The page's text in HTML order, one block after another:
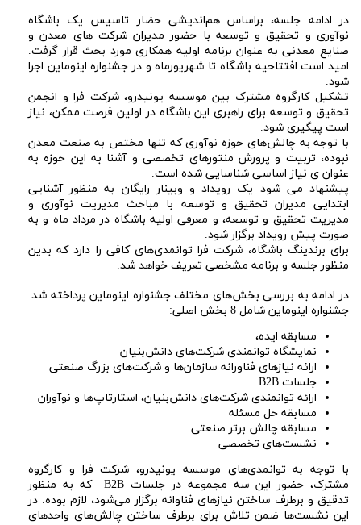
در ادامه جلسه، براساس هم‌اندیشی حضار تاسیس یک باشگاه
نوآوری و تحقیق و توسعه با حضور مدیران شرکت های معدن و
صنایع معدنی به عنوان برنامه اولیه همکاری مورد بحث قرار گرفت.
امید است افتتاحیه باشگاه تا شهریورماه و در جشنواره اینوماین اجرا
شود.
تشکیل کارگروه مشترک بین موسسه یونیدرو، شرکت فرا و انجمن
تحقیق و توسعه برای راهبری این باشگاه در اولین فرصت ممکن، نیاز
است پیگیری شود.
با توجه به چالش‌های حوزه نوآوری که تنها مختص به صنعت معدن
نبوده، تربیت و پرورش منتورهای تخصصی و آشنا به این حوزه به
عنوان ی نیاز اساسی شناسایی شده است.
پیشنهاد می ‌شود یک رویداد و وبینار رایگان به منظور آشنایی
ابتدایی مدیران تحقیق و توسعه با مباحث مدیریت نوآوری و
مدیریت تحقیق و توسعه، و معرفی اولیه باشگاه در مرداد ماه و به
صورت پیش رویداد برگزار شود.
برای برندینگ باشگاه، شرکت فرا توانمدی‌های کافی را دارد که بدین
منظور جلسه و برنامه مشخصی تعریف خواهد شد.
در ادامه به بررسی بخش‌های مختلف جشنواره اینوماین پرداخته شد.
جشنواره اینوماین شامل 8 بخش اصلی:
مسابقه ایده،
نمایشگاه توانمندی شرکت‌های دانش‌بنیان
ارائه نیازهای فناورانه سازمان‌ها و شرکت‌های بزرگ صنعتی
جلسات B2B
ارائه توانمندی شرکت‌های دانش‌بنیان، استارتاپ‌ها و نوآوران
مسابقه حل مسئله
مسابقه چالش برتر صنعتی
نشست‌های تخصصی
با توجه به توانمدی‌های موسسه یونیدرو، شرکت فرا و کارگروه
مشترک، حضور این سه مجموعه در جلسات B2B که به منظور
تدقیق و برطرف ساختن نیازهای فناوانه برگزار می‌شود، لازم بوده. در
این نشست‌ها ضمن تلاش برای برطرف ساختن چالش‌های واحدهای